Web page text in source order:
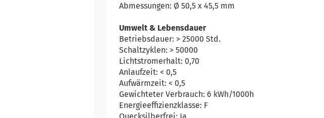
Abmessungen: Ø 50,5 x 45,5 mm
Umwelt & Lebensdauer
Betriebsdauer: > 25000 Std.
Schaltzyklen: > 50000
Lichtstromerhalt: 0,70
Anlaufzeit: < 0,5
Aufwärmzeit: < 0,5
Gewichteter Verbrauch: 6 kWh/1000h
Energieeffizienzklasse: F